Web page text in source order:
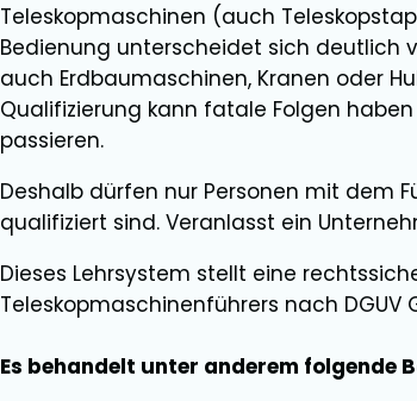
Teleskopmaschinen (auch
Bedienung unterscheidet sich deutlich
auch Erdbaumaschinen, Kranen oder
Qualifizierung kann fatale Folgen
passieren.
Deshalb dürfen nur Personen mit dem
qualifiziert sind. Veranlasst ein
Dieses Lehrsystem stellt eine
Teleskopmaschinenführers nach
Es behandelt unter anderem folgende